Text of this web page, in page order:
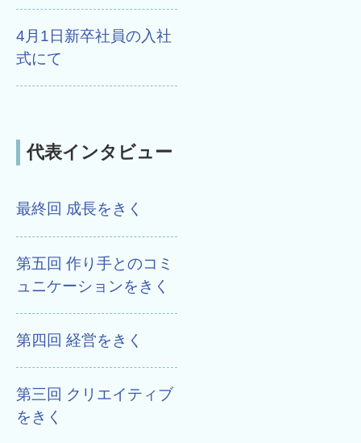
4月1日新卒社員の入社
式にて
代表インタビュー
最終回 成長をきく
第五回 作り手とのコミ
ュニケーションをきく
第四回 経営をきく
第三回 クリエイティブ
をきく